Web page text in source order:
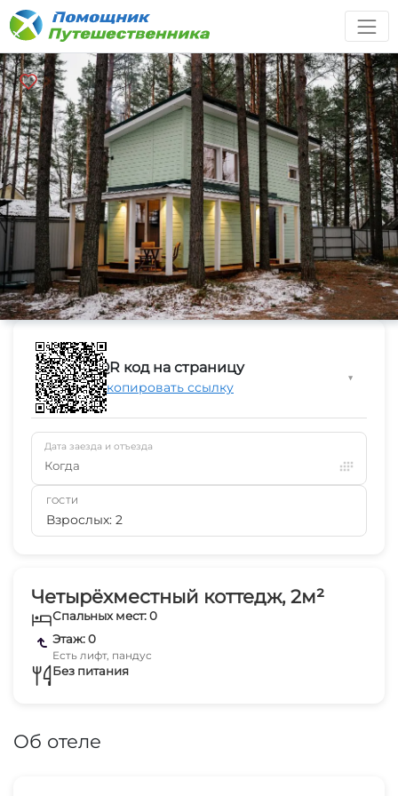
Четырёхместный коттедж, 2м²
Спальных мест: 0
Этаж: 0
Есть лифт, пандус
Без питания
Об отеле
QR код на страницу
Скопировать ссылку
▼
Дата заезда и отъезда
Когда
ГОСТИ
Взрослых: 2